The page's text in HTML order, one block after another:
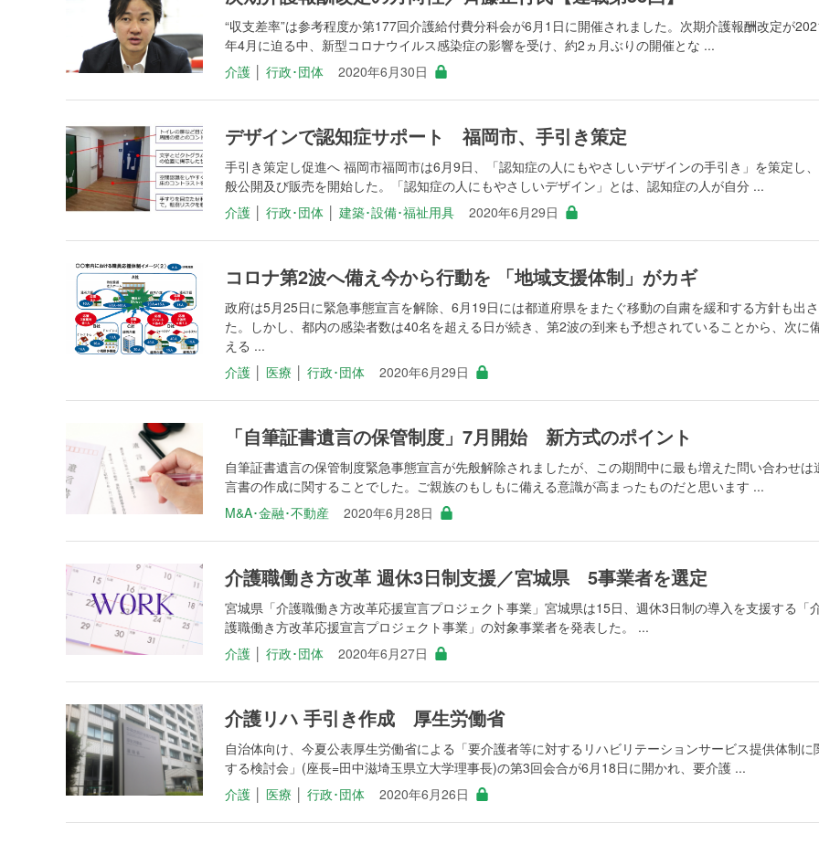
“収支差率”は参考程度か第177回介護給付費分科会が6月1日に開催されました。次期介護報酬改定が
年4月に迫る中、新型コロナウイルス感染症の影響を受け、約2ヵ月ぶりの開催とな ...
介護
行政･団体 2020年6月30日
デザインで認知症サポート 福岡市、手引き策定
手引き策定し促進へ 福岡市福岡市は6月9日、「認知症の人にもやさしいデザインの手引き」を策定し
般公開及び販売を開始した。「認知症の人にもやさしいデザイン」とは、認知症の人が自分 ...
介護
行政･団体 建築･設備･福祉用具 2020年6月29日
コロナ第2波へ備え今から行動を 「地域支援体制」がカギ
政府は5月25日に緊急事態宣言を解除、6月19日には都道府県をまたぐ移動の自粛を緩和する方針も出
た。しかし、都内の感染者数は40名を超える日が続き、第2波の到来も予想されていることから、次に
える ...
介護
医療 行政･団体 2020年6月29日
「自筆証書遺言の保管制度」7月開始 新方式のポイント
自筆証書遺言の保管制度緊急事態宣言が先般解除されましたが、この期間中に最も増えた問い合わせは
言書の作成に関することでした。ご親族のもしもに備える意識が高まったものだと思います ...
M&A･金融･不動産
2020年6月28日
介護職働き方改革 週休3日制支援／宮城県 5事業者を選定
宮城県「介護職働き方改革応援宣言プロジェクト事業」宮城県は15日、週休3日制の導入を支援する「
護職働き方改革応援宣言プロジェクト事業」の対象事業者を発表した。 ...
介護
行政･団体 2020年6月27日
介護リハ 手引き作成 厚生労働省
自治体向け、今夏公表厚生労働省による「要介護者等に対するリハビリテーションサービス提供体制に
する検討会」(座長=田中滋埼玉県立大学理事長)の第3回会合が6月18日に開かれ、要介護 ...
介護
医療 行政･団体 2020年6月26日